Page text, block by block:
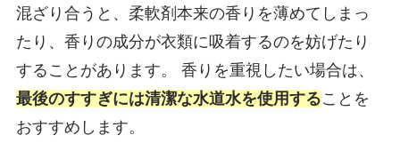
混ざり合うと、柔軟剤本来の香りを薄めてしまっ
たり、香りの成分が衣類に吸着するのを妨げたり
することがあります。 香りを重視したい場合は、
最後のすすぎには清潔な水道水を使用することを
おすすめします。